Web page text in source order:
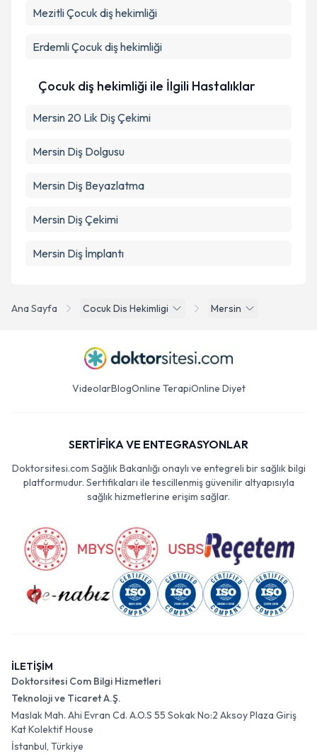
Ana Sayfa Cocuk Dis Hekimligi Mersin
MezitliÇocuk diş hekimliği
ErdemliÇocuk diş hekimliği
Çocuk diş hekimliği ile İlgili Hastalıklar
Mersin 20 Lik Diş Çekimi
Mersin Diş Dolgusu
Mersin Diş Beyazlatma
Mersin Diş Çekimi
Mersin Diş İmplantı
VideolarBlogOnline TerapiOnline Diyet
SERTİFİKA VE ENTEGRASYONLAR
Doktorsitesi.com Sağlık Bakanlığı onaylı ve entegreli bir sağlık bilgi
platformudur. Sertifikaları ile tescillenmiş güvenilir altyapısıyla
sağlık hizmetlerine erişim sağlar.
İLETİŞİM
Doktorsitesi Com Bilgi Hizmetleri
Teknoloji ve Ticaret A.Ş.
Maslak Mah. Ahi Evran Cd. A.O.S 55 Sokak No:2 Aksoy Plaza Giriş
Kat Kolektif House
İstanbul, Türkiye